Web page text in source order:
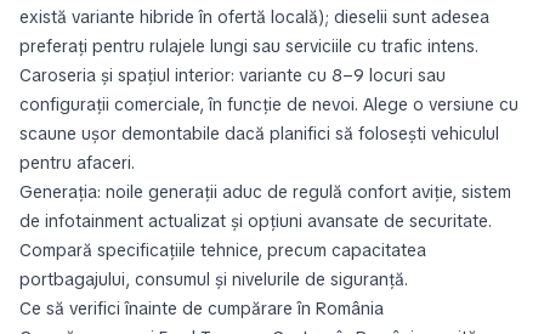
există variante hibride în ofertă locală); dieselii sunt adesea
preferați pentru rulajele lungi sau serviciile cu trafic intens.
Caroseria și spațiul interior: variante cu 8–9 locuri sau
configurații comerciale, în funcție de nevoi. Alege o versiune cu
scaune ușor demontabile dacă planifici să folosești vehiculul
pentru afaceri.
Generația: noile generații aduc de regulă confort aviție, sistem
de infotainment actualizat și opțiuni avansate de securitate.
Compară specificațiile tehnice, precum capacitatea
portbagajului, consumul și nivelurile de siguranță.
Ce să verifici înainte de cumpărare în România